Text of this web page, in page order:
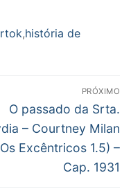
,história de
PRÓXIMO
Próximo
post:
O passado da Srta.
– Courtney Milan
Excêntricos 1.5) –
Cap. 1931